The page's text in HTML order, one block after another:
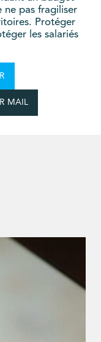
ne pas fragiliser
Protéger
les salariés
MAIL